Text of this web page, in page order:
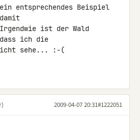
entsprechendes Beispiel
Irgendwie ist der Wald
dass ich die
nicht sehe... :-(
2009-04-07 20:31#1222051